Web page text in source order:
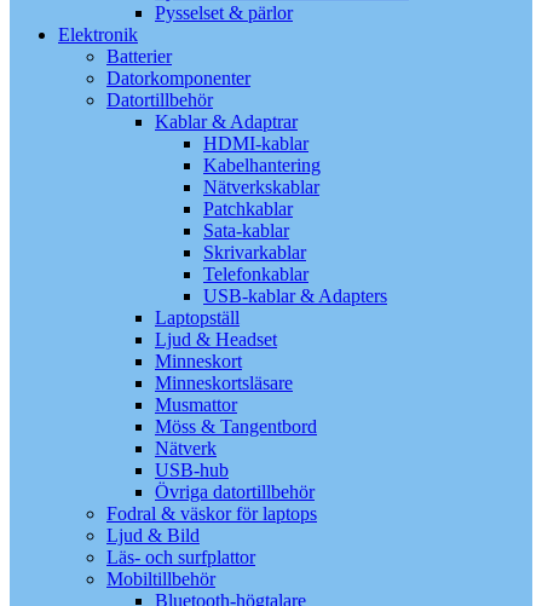
Pysselset & pärlor
Elektronik
Batterier
Datorkomponenter
Datortillbehör
Kablar & Adaptrar
HDMI-kablar
Kabelhantering
Nätverkskablar
Patchkablar
Sata-kablar
Skrivarkablar
Telefonkablar
USB-kablar & Adapters
Laptopställ
Ljud & Headset
Minneskort
Minneskortsläsare
Musmattor
Möss & Tangentbord
Nätverk
USB-hub
Övriga datortillbehör
Fodral & väskor för laptops
Ljud & Bild
Läs- och surfplattor
Mobiltillbehör
Bluetooth-högtalare